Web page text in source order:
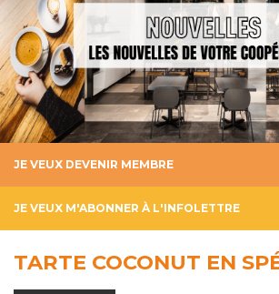
JE VEUX DEVENIR MEMBRE
JE VEUX M'ABONNER À L'INFOLETTRE
TARTE COCONUT EN